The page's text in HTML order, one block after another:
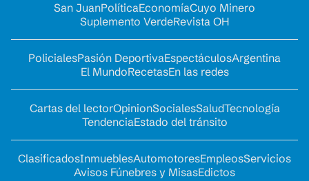
San JuanPolíticaEconomíaCuyo Minero
Suplemento VerdeRevista OH
PolicialesPasión DeportivaEspectáculosArgentina
El MundoRecetasEn las redes
Cartas del lectorOpinionSocialesSaludTecnología
TendenciaEstado del tránsito
ClasificadosInmueblesAutomotoresEmpleosServicios
Avisos Fúnebres y MisasEdictos